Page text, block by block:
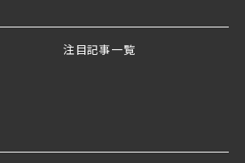
注目記事一覧